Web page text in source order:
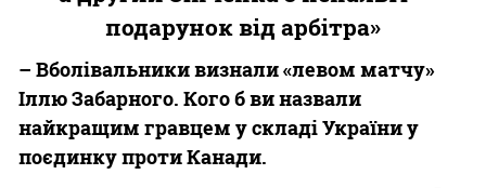
подарунок від арбітра»
– Вболівальники визнали «левом матчу»
Іллю Забарного. Кого б ви назвали
найкращим гравцем у складі України у
поєдинку проти Канади.